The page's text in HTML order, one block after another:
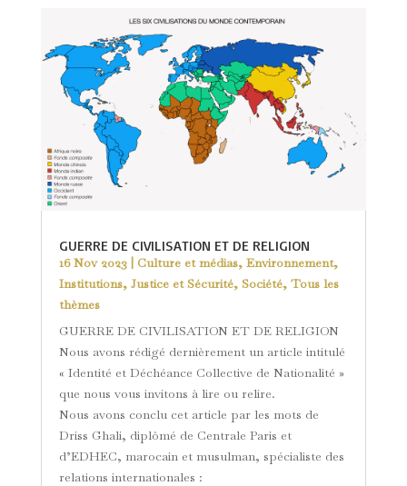
GUERRE DE CIVILISATION ET DE RELIGION
16 Nov 2023| Culture et médias, Environnement,
Institutions, Justice et Sécurité, Société, Tous les
thèmes
GUERRE DE CIVILISATION ET DE RELIGION
Nous avons rédigé dernièrement un article intitulé
« Identité et Déchéance Collective de Nationalité »
que nous vous invitons à lire ou relire.
Nous avons conclu cet article par les mots de
Driss Ghali, diplômé de Centrale Paris et
d’EDHEC, marocain et musulman, spécialiste des
relations internationales :